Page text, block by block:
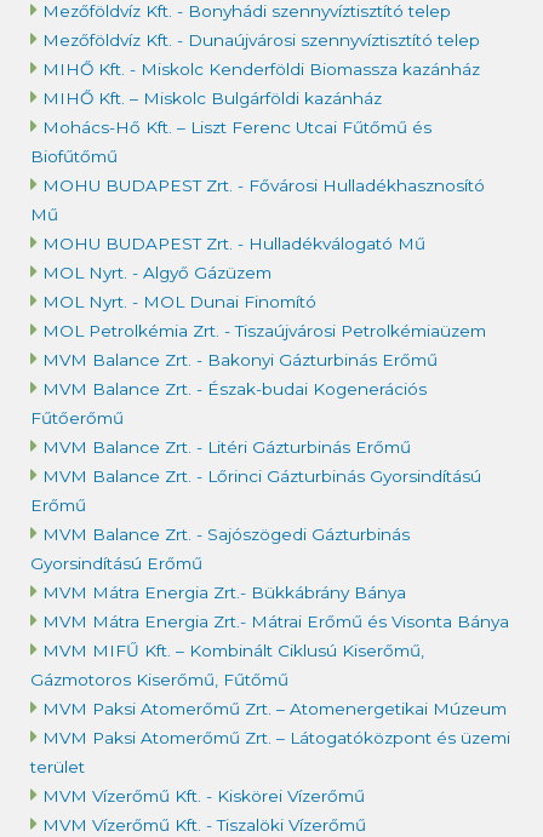
Mezőföldvíz Kft. - Bonyhádi szennyvíztisztító telep
Mezőföldvíz Kft. - Dunaújvárosi szennyvíztisztító telep
MIHŐ Kft. - Miskolc Kenderföldi Biomassza kazánház
MIHŐ Kft. – Miskolc Bulgárföldi kazánház
Mohács-Hő Kft. – Liszt Ferenc Utcai Fűtőmű és
Biofűtőmű
MOHU BUDAPEST Zrt. - Fővárosi Hulladékhasznosító
Mű
MOHU BUDAPEST Zrt. - Hulladékválogató Mű
MOL Nyrt. - Algyő Gázüzem
MOL Nyrt. - MOL Dunai Finomító
MOL Petrolkémia Zrt. - Tiszaújvárosi Petrolkémiaüzem
MVM Balance Zrt. - Bakonyi Gázturbinás Erőmű
MVM Balance Zrt. - Észak-budai Kogenerációs
Fűtőerőmű
MVM Balance Zrt. - Litéri Gázturbinás Erőmű
MVM Balance Zrt. - Lőrinci Gázturbinás Gyorsindítású
Erőmű
MVM Balance Zrt. - Sajószögedi Gázturbinás
Gyorsindítású Erőmű
MVM Mátra Energia Zrt.- Bükkábrány Bánya
MVM Mátra Energia Zrt.- Mátrai Erőmű és Visonta Bánya
MVM MIFŰ Kft. – Kombinált Ciklusú Kiserőmű,
Gázmotoros Kiserőmű, Fűtőmű
MVM Paksi Atomerőmű Zrt. – Atomenergetikai Múzeum
MVM Paksi Atomerőmű Zrt. – Látogatóközpont és üzemi
terület
MVM Vízerőmű Kft. - Kiskörei Vízerőmű
MVM Vízerőmű Kft. - Tiszalöki Vízerőmű